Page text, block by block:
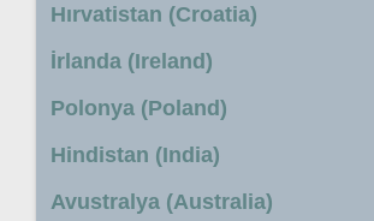
Hırvatistan (Croatia)
İrlanda (Ireland)
Polonya (Poland)
Hindistan (India)
Avustralya (Australia)